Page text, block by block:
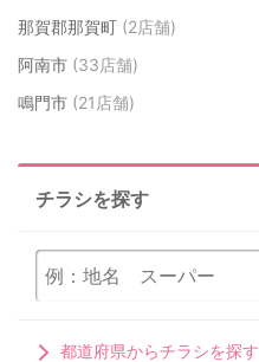
那賀郡那賀町 (2店舗)
阿南市 (33店舗)
鳴門市 (21店舗)
チラシを探す
都道府県からチラシを探す